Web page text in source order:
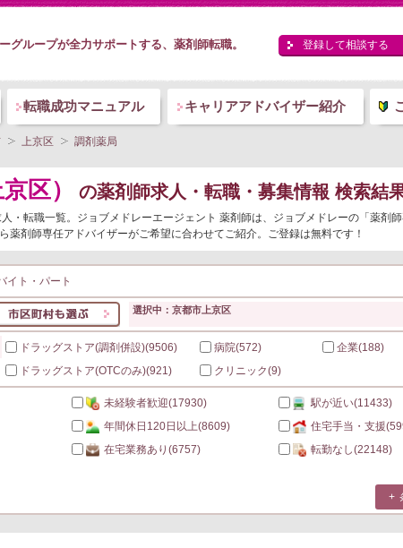
グループが全力サポートする、薬剤師転職。 登録して相談する
転職成功マニュアル キャリアアドバイザー紹介
上京区 調剤薬局
区） の薬剤師求人・転職・募集情報 検索結
・転職一覧。ジョブメドレーエージェント 薬剤師は、ジョブメドレーの「薬剤
薬剤師専任アドバイザーがご希望に合わせてご紹介。ご登録は無料です！
イト・パート
選択中：京都市上京区
ドラッグストア(調剤併設)(9506) 病院(572) 企業(188)
ドラッグストア(OTCのみ)(921) クリニック(9)
未経験者歓迎(17930) 駅が近い(11433)
年間休日120日以上(8609) 住宅手当・支援
在宅業務あり (6757) 転勤なし(22148)